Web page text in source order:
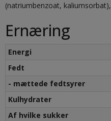
(natriumbenzoat, kaliumsorbat),
Ernæring
Energi
Fedt
- mættede fedtsyrer
Kulhydrater
Af hvilke sukker